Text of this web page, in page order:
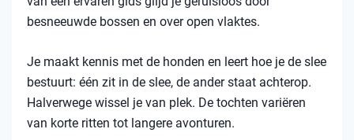
besneeuwde bossen en over open vlaktes.
Je maakt kennis met de honden en leert hoe je de slee
bestuurt: één zit in de slee, de ander staat achterop.
Halverwege wissel je van plek. De tochten variëren
van korte ritten tot langere avonturen.